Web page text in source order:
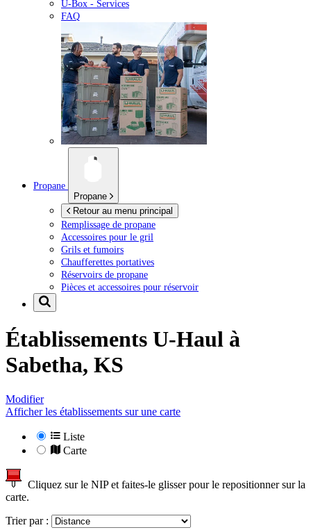
U-Box - Services
FAQ
Propane
Propane
Retour au menu principal
Remplissage de propane
Accessoires pour le gril
Grils et fumoirs
Chaufferettes portatives
Réservoirs de propane
Pièces et accessoires pour réservoir
Établissements U-Haul à
Sabetha, KS
Modifier
Afficher les établissements sur une carte
Liste
Carte
Cliquez sur le NIP et faites-le glisser pour le repositionner sur la
carte.
Trier par :